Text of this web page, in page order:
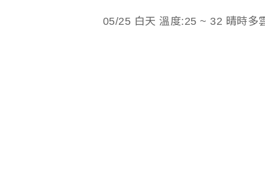
05/25 白天 溫度:25 ~ 32 晴時多